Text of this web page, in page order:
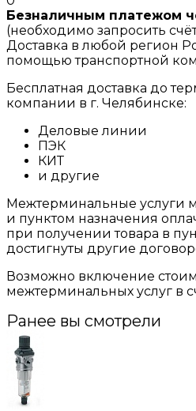
Безналичным платежом
(необходимо запросить
Доставка в любой регион
помощью транспортной
Бесплатная доставка до
компании в г. Челябинске:
Деловые линии
ПЭК
КИТ
и другие
Межтерминальные услуги
и пунктом назначения
при получении товара в
достигнуты другие
Возможно включение
межтерминальных услуг в
Ранее вы смотрели